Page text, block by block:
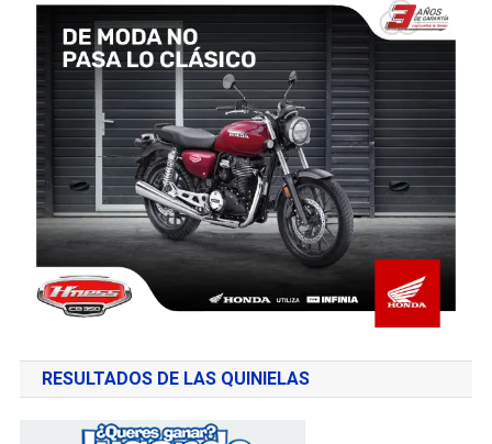
RESULTADOS DE LAS QUINIELAS